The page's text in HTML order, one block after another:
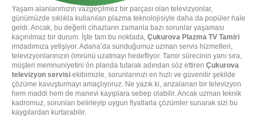
Yaşam alanlarımızın vazgeçilmez bir parçası olan televizyonlar,
günümüzde sıklıkla kullanılan plazma teknolojisiyle daha da popüler hale
geldi. Ancak, bu değerli cihazların zamanla bazı sorunlar yaşaması
kaçınılmaz bir durum. İşte tam bu noktada, Çukurova Plazma TV Tamiri
imdadımıza yetişiyor. Adana’da sunduğumuz uzman servis hizmetleri,
televizyonlarınızın ömrünü uzatmayı hedefliyor. Tamir sürecinin yanı sıra,
müşteri memnuniyetini ön planda tutarak adından söz ettiren Çukurova
televizyon servisi ekibimizle, sorunlarınızı en hızlı ve güvenilir şekilde
çözüme kavuşturmayı amaçlıyoruz. Ne yazık ki, arızalanan bir televizyon
hem maddi hem de manevi kayıplara sebep olabilir. Ancak uzman teknik
kadromuz, sorunları belirleyip uygun fiyatlarla çözümler sunarak sizi bu
kaygılardan kurtarabilir.